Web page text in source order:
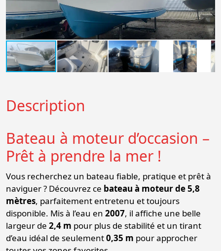
Description
Bateau à moteur d’occasion –
Prêt à prendre la mer !
Vous recherchez un bateau fiable, pratique et prêt à
naviguer ? Découvrez ce bateau à moteur de 5,8
mètres, parfaitement entretenu et toujours
disponible. Mis à l’eau en 2007, il affiche une belle
largeur de 2,4 m pour plus de stabilité et un tirant
d’eau idéal de seulement0,35 m pour approcher